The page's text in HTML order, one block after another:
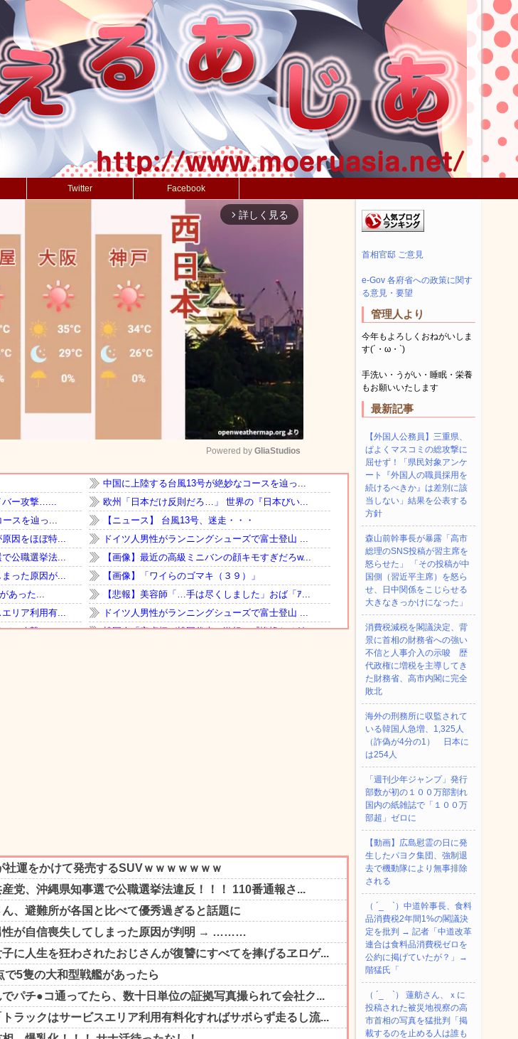
Twitter Facebook
arrow_forward_ios 詳しく見る
Mute
Powered by GliaStudios
首相官邸 ご意見
e-Gov 各府省への政策に関す
る意見・要望
管理人より
今年もよろしくおねがいしま
す(´・ω・`)
手洗い・うがい・睡眠・栄養
もお願いいたします
最新記事
【外国人公務員】三重県、
ぱよくマスコミの総攻撃に
屈せず！「県民対象アンケ
ート『外国人の職員採用を
続けるべきか』は差別に該
当しない」結果を公表する
方針
森山前幹事長が暴露「高市
総理のSNS投稿が習主席を
怒らせた」 「その投稿が中
国側（習近平主席）を怒ら
せ、日中関係をこじらせる
大きなきっかけになった」
消費税減税を閣議決定、背
景に首相の財務省への強い
不信と人事介入の示唆 歴
代政権に増税を主導してき
た財務省、高市内閣に完全
敗北
海外の刑務所に収監されて
いる韓国人急増、1,325人
（詐偽が4分の1） 日本に
は254人
「週刊少年ジャンプ」発行
部数が初の１００万部割れ
国内の紙雑誌で「１００万
部超」ゼロに
【動画】広島慰霊の日に発
生したパヨク集団、強制退
去で機動隊により無事排除
される
（ ´_ゝ`）中道幹事長、食料
品消費税2年間1%の閣議決
定を批判 → 記者「中道改革
連合は食料品消費税ゼロを
公約に掲げていたが？」→
階猛氏「
（ ´_ゝ`） 蓮舫さん、ｘに
投稿された被災地視察の高
市首相の写真を猛批判「掲
載するのを止める人は誰も